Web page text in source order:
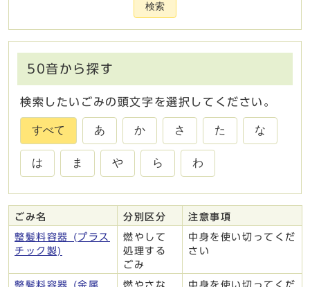
検索
50音から探す
検索したいごみの頭文字を選択してください。
すべて あ か さ た な
は ま や ら わ
ごみ一覧
ごみ名 分別区分 注意事項
整髪料容器 (プラス
チック製)
燃やして
処理する
ごみ
中身を使い切ってくだ
さい
整髪料容器 (金属
燃やさな
中身を使い切ってくだ